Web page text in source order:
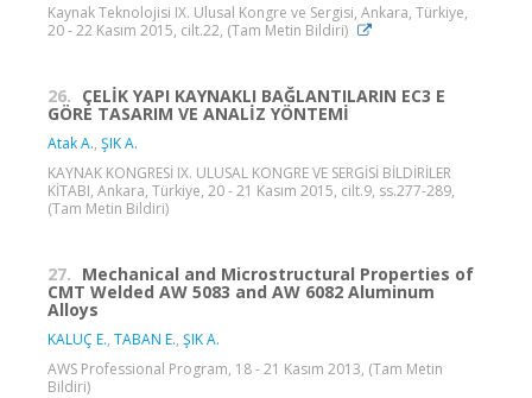
Kaynak Teknolojisi IX. Ulusal Kongre ve Sergisi, Ankara, Türkiye,
20 - 22 Kasım 2015, cilt.22, (Tam Metin Bildiri)
26. ÇELİK YAPI KAYNAKLI BAĞLANTILARIN EC3 E
GÖRE TASARIM VE ANALİZ YÖNTEMİ
Atak A., ŞIK A.
KAYNAK KONGRESİ IX. ULUSAL KONGRE VE SERGİSİ BİLDİRİLER
KİTABI, Ankara, Türkiye, 20 - 21 Kasım 2015, cilt.9, ss.277-289,
(Tam Metin Bildiri)
27. Mechanical and Microstructural Properties of
CMT Welded AW 5083 and AW 6082 Aluminum
Alloys
KALUÇ E., TABAN E., ŞIK A.
AWS Professional Program, 18 - 21 Kasım 2013, (Tam Metin
Bildiri)